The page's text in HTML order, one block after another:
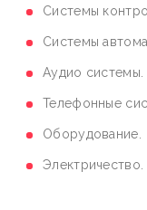
Системы
Системы
Аудио системы.
Телефонные
Оборудование.
Электричество.